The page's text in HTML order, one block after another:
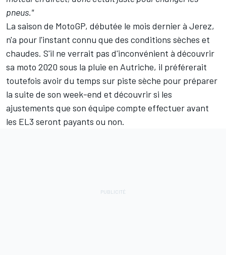
pneus."
La saison de MotoGP, débutée le mois dernier à Jerez,
n'a pour l'instant connu que des conditions sèches et
chaudes. S'il ne verrait pas d'inconvénient à découvrir
sa moto 2020 sous la pluie en Autriche, il préférerait
toutefois avoir du temps sur piste sèche pour préparer
la suite de son week-end et découvrir si les
ajustements que son équipe compte effectuer avant
les EL3 seront payants ou non.